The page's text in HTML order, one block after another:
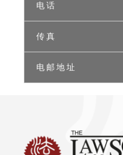
电 话
传 真
电 邮 地 址